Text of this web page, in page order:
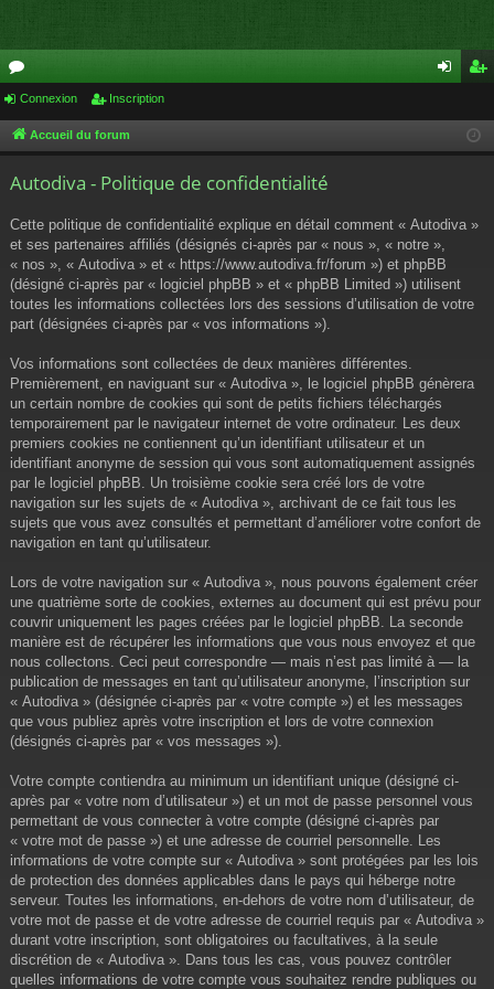
or
u cri
Connexion Inscription
Accueil du forum
Autodiva - Politique de confidentialité
Cette politique de confidentialité explique en détail comment « Autodiva »
et ses partenaires affiliés (désignés ci-après par « nous », « notre »,
« nos », « Autodiva » et « https://www.autodiva.fr/forum ») et phpBB
(désigné ci-après par « logiciel phpBB » et « phpBB Limited ») utilisent
toutes les informations collectées lors des sessions d’utilisation de votre
part (désignées ci-après par « vos informations »).
Vos informations sont collectées de deux manières différentes.
Premièrement, en naviguant sur « Autodiva », le logiciel phpBB génèrera
un certain nombre de cookies qui sont de petits fichiers téléchargés
temporairement par le navigateur internet de votre ordinateur. Les deux
premiers cookies ne contiennent qu’un identifiant utilisateur et un
identifiant anonyme de session qui vous sont automatiquement assignés
par le logiciel phpBB. Un troisième cookie sera créé lors de votre
navigation sur les sujets de « Autodiva », archivant de ce fait tous les
sujets que vous avez consultés et permettant d’améliorer votre confort de
navigation en tant qu’utilisateur.
Lors de votre navigation sur « Autodiva », nous pouvons également créer
une quatrième sorte de cookies, externes au document qui est prévu pour
couvrir uniquement les pages créées par le logiciel phpBB. La seconde
manière est de récupérer les informations que vous nous envoyez et que
nous collectons. Ceci peut correspondre — mais n’est pas limité à — la
publication de messages en tant qu’utilisateur anonyme, l’inscription sur
« Autodiva » (désignée ci-après par « votre compte ») et les messages
que vous publiez après votre inscription et lors de votre connexion
(désignés ci-après par « vos messages »).
Votre compte contiendra au minimum un identifiant unique (désigné ci-
après par « votre nom d’utilisateur ») et un mot de passe personnel vous
permettant de vous connecter à votre compte (désigné ci-après par
« votre mot de passe ») et une adresse de courriel personnelle. Les
informations de votre compte sur « Autodiva » sont protégées par les lois
de protection des données applicables dans le pays qui héberge notre
serveur. Toutes les informations, en-dehors de votre nom d’utilisateur, de
votre mot de passe et de votre adresse de courriel requis par « Autodiva »
durant votre inscription, sont obligatoires ou facultatives, à la seule
discrétion de « Autodiva ». Dans tous les cas, vous pouvez contrôler
quelles informations de votre compte vous souhaitez rendre publiques ou